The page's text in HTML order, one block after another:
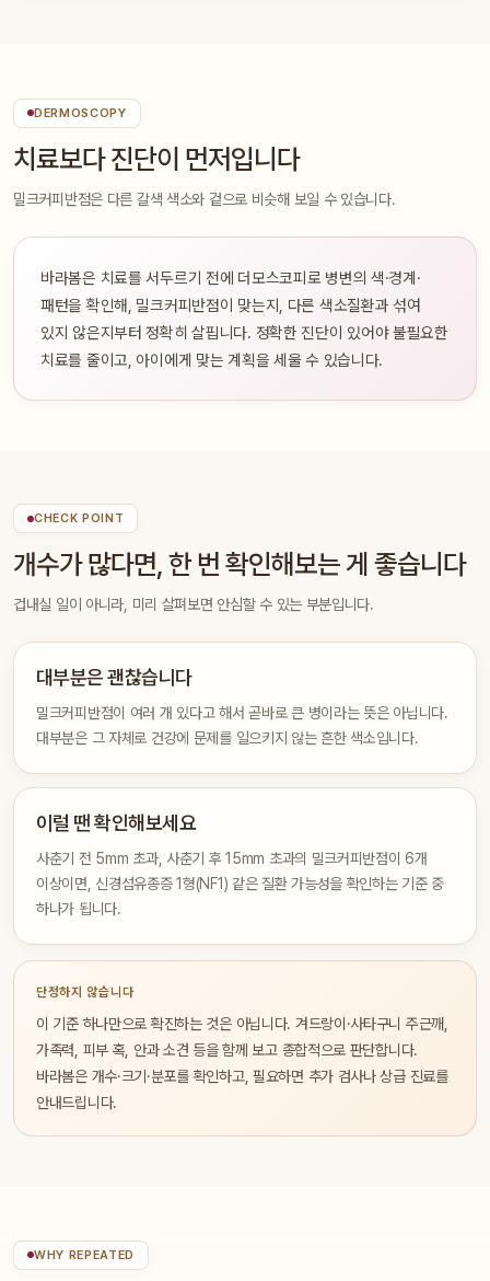
DERMOSCOPY
치료보다 진단이 먼저입니다
밀크커피반점은 다른 갈색 색소와 겉으로 비슷해 보일 수 있습니다.
바라봄은 치료를 서두르기 전에 더모스코피로 병변의 색·경계·
패턴을 확인해, 밀크커피반점이 맞는지, 다른 색소질환과 섞여
있지 않은지부터 정확히 살핍니다. 정확한 진단이 있어야 불필요한
치료를 줄이고, 아이에게 맞는 계획을 세울 수 있습니다.
CHECK POINT
개수가 많다면, 한 번 확인해보는 게 좋습니다
겁내실 일이 아니라, 미리 살펴보면 안심할 수 있는 부분입니다.
대부분은 괜찮습니다
밀크커피반점이 여러 개 있다고 해서 곧바로 큰 병이라는 뜻은 아닙니다.
대부분은 그 자체로 건강에 문제를 일으키지 않는 흔한 색소입니다.
이럴 땐 확인해보세요
사춘기 전 5mm 초과, 사춘기 후 15mm 초과의 밀크커피반점이 6개
이상이면, 신경섬유종증 1형(NF1) 같은 질환 가능성을 확인하는 기준 중
하나가 됩니다.
단정하지 않습니다
이 기준 하나만으로 확진하는 것은 아닙니다. 겨드랑이·사타구니 주근깨,
가족력, 피부 혹, 안과 소견 등을 함께 보고 종합적으로 판단합니다.
바라봄은 개수·크기·분포를 확인하고, 필요하면 추가 검사나 상급 진료를
안내드립니다.
WHY REPEATED